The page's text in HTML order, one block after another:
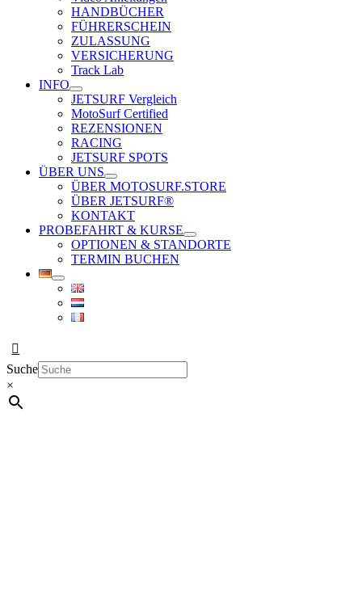
HANDBÜCHER
FÜHRERSCHEIN
ZULASSUNG
VERSICHERUNG
Track Lab
INFO
JETSURF Vergleich
MotoSurf Certified
REZENSIONEN
RACING
JETSURF SPOTS
ÜBER UNS
ÜBER MOTOSURF.STORE
ÜBER JETSURF®
KONTAKT
PROBEFAHRT & KURSE
OPTIONEN & STANDORTE
TERMIN BUCHEN
Suche
×